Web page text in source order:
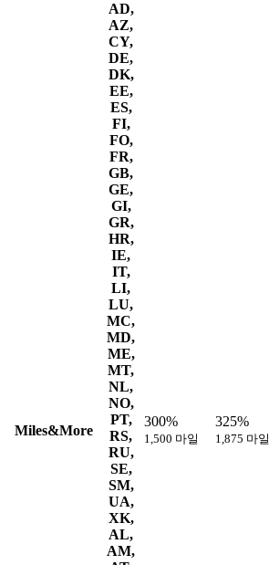
Miles&More
AD,
AZ,
CY,
DE,
DK,
EE,
ES,
FI,
FO,
FR,
GB,
GE,
GI,
GR,
HR,
IE,
IT,
LI,
LU,
MC,
MD,
ME,
MT,
NL,
NO,
PT,
RS,
RU,
SE,
SM,
UA,
XK,
AL,
AM,
300%
1,500 마일
325%
1,875 마일